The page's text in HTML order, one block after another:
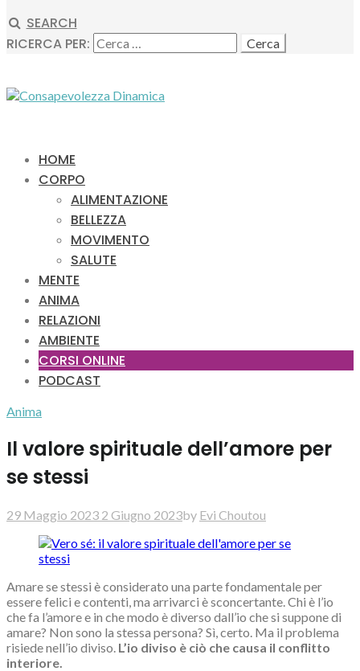
SEARCH
RICERCA PER:
HOME
CORPO
ALIMENTAZIONE
BELLEZZA
MOVIMENTO
SALUTE
MENTE
ANIMA
RELAZIONI
AMBIENTE
CORSI ONLINE
PODCAST
Anima
Il valore spirituale dell’amore per
se stessi
29 Maggio 2023 2 Giugno 2023by Evi Choutou
Amare se stessi è considerato una parte fondamentale per
essere felici e contenti, ma arrivarci è sconcertante. Chi è l’io
che fa l’amore e in che modo è diverso dall’io che si suppone di
amare? Non sono la stessa persona? Sì, certo. Ma il problema
risiede nell’io diviso. L’io diviso è ciò che causa il conflitto
interiore.